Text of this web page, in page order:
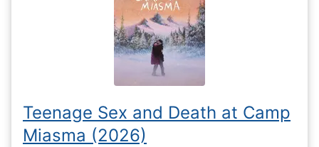
Teenage Sex and Death at Camp
Miasma (2026)